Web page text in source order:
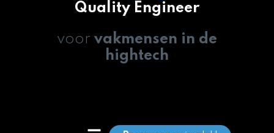
Quality Engineer
voor vakmensen in de
hightech